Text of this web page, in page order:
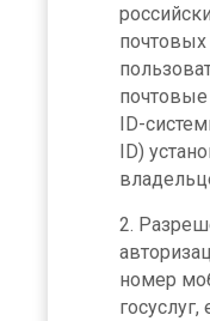
почтовых
ID-
ID)
номер